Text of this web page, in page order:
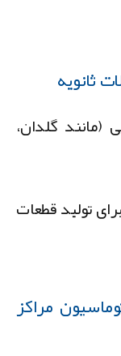
گلدان،
تولید قطعات
مراکز